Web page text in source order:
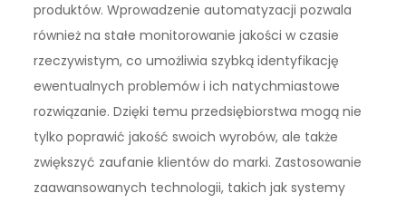
produktów. Wprowadzenie automatyzacji pozwala
również na stałe monitorowanie jakości w czasie
rzeczywistym, co umożliwia szybką identyfikację
ewentualnych problemów i ich natychmiastowe
rozwiązanie. Dzięki temu przedsiębiorstwa mogą nie
tylko poprawić jakość swoich wyrobów, ale także
zwiększyć zaufanie klientów do marki. Zastosowanie
zaawansowanych technologii, takich jak systemy